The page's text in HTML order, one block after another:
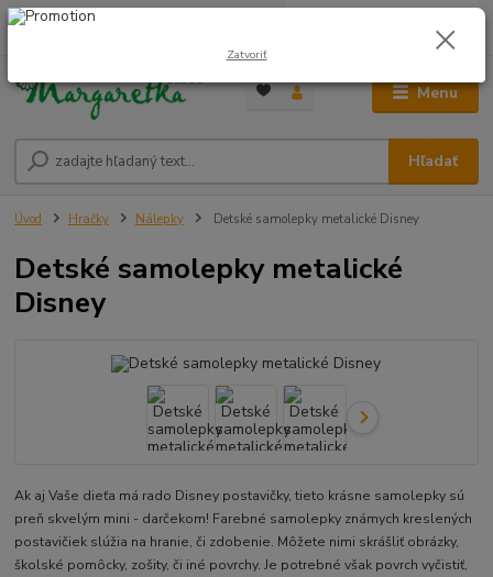
Menu
Hľadať
0948 236 042
0,00 €
Úvod Hračky Nálepky Detské samolepky metalické Disney
Detské samolepky metalické
Disney
Ak aj Vaše dieťa má rado Disney postavičky, tieto krásne samolepky sú
preň skvelým mini - darčekom! Farebné samolepky známych kreslených
postavičiek slúžia na hranie, či zdobenie. Môžete nimi skrášliť obrázky,
školské pomôcky, zošity, či iné povrchy. Je potrebné však povrch vyčistiť,
Zatvoriť